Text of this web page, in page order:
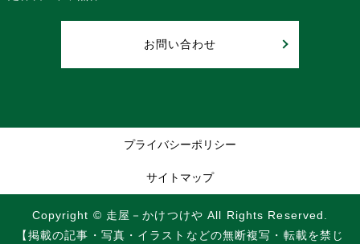
お問い合わせ
プライバシーポリシー
サイトマップ
Copyright © 走屋－かけつけや All Rights Reserved.
【掲載の記事・写真・イラストなどの無断複写・転載を禁じ